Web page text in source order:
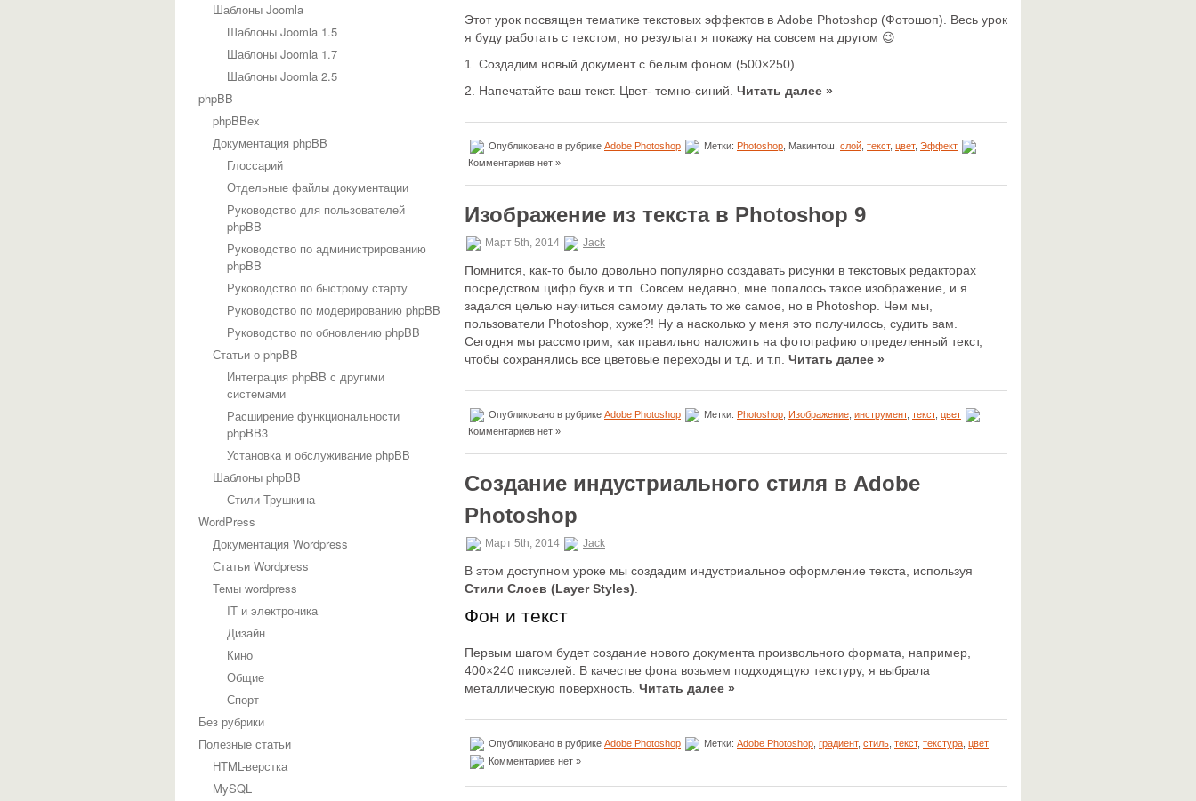
Шаблоны Joomla
Шаблоны Joomla 1.5
Шаблоны Joomla 1.7
Шаблоны Joomla 2.5
phpBB
phpBBex
Документация phpBB
Глоссарий
Отдельные файлы документации
Руководство для пользователей
phpBB
Руководство по администрированию
phpBB
Руководство по быстрому старту
Руководство по модерированию phpBB
Руководство по обновлению phpBB
Статьи о phpBB
Интеграция phpBB с другими
системами
Расширение функциональности
phpBB3
Установка и обслуживание phpBB
Шаблоны phpBB
Стили Трушкина
WordPress
Документация Wordpress
Статьи Wordpress
Темы wordpress
IT и электроника
Дизайн
Кино
Общие
Спорт
Без рубрики
Полезные статьи
HTML-верстка
MySQL
Этот урок посвящен тематике текстовых эффектов в Adobe Photoshop (Фотошоп). Весь урок
я буду работать с текстом, но результат я покажу на совсем на другом 😉
1. Создадим новый документ с белым фоном (500×250)
2. Напечатайте ваш текст. Цвет- темно-синий. Читать далее »
Опубликовано в рубрике Adobe Photoshop Метки: Photoshop , Макинтош, слой текст, цвет, Эффект
Комментариев нет »
Изображение из текста в Photoshop 9
Март 5th, 2014 Jack
Помнится, как-то было довольно популярно создавать рисунки в текстовых редакторах
посредством цифр букв и т.п. Совсем недавно, мне попалось такое изображение, и я
задался целью научиться самому делать то же самое, но в Photoshop. Чем мы,
пользователи Photoshop, хуже?! Ну а насколько у меня это получилось, судить вам.
Сегодня мы рассмотрим, как правильно наложить на фотографию определенный текст,
чтобы сохранялись все цветовые переходы и т.д. и т.п. Читать далее »
Опубликовано в рубрике Adobe Photoshop Метки: Photoshop Изображение инструмент, текст, цвет
Комментариев нет »
Создание индустриального стиля в Adobe
Photoshop
Март 5th, 2014 Jack
В этом доступном уроке мы создадим индустриальное оформление текста, используя
Стили Слоев (Layer Styles)
Фон и текст
Первым шагом будет создание нового документа произвольного формата, например,
400×240 пикселей. В качестве фона возьмем подходящую текстуру, я выбрала
металлическую поверхность. Читать далее »
Опубликовано в рубрике Adobe Photoshop Метки: Adobe Photoshop градиент, стиль текст, текстура цвет
Комментариев нет »